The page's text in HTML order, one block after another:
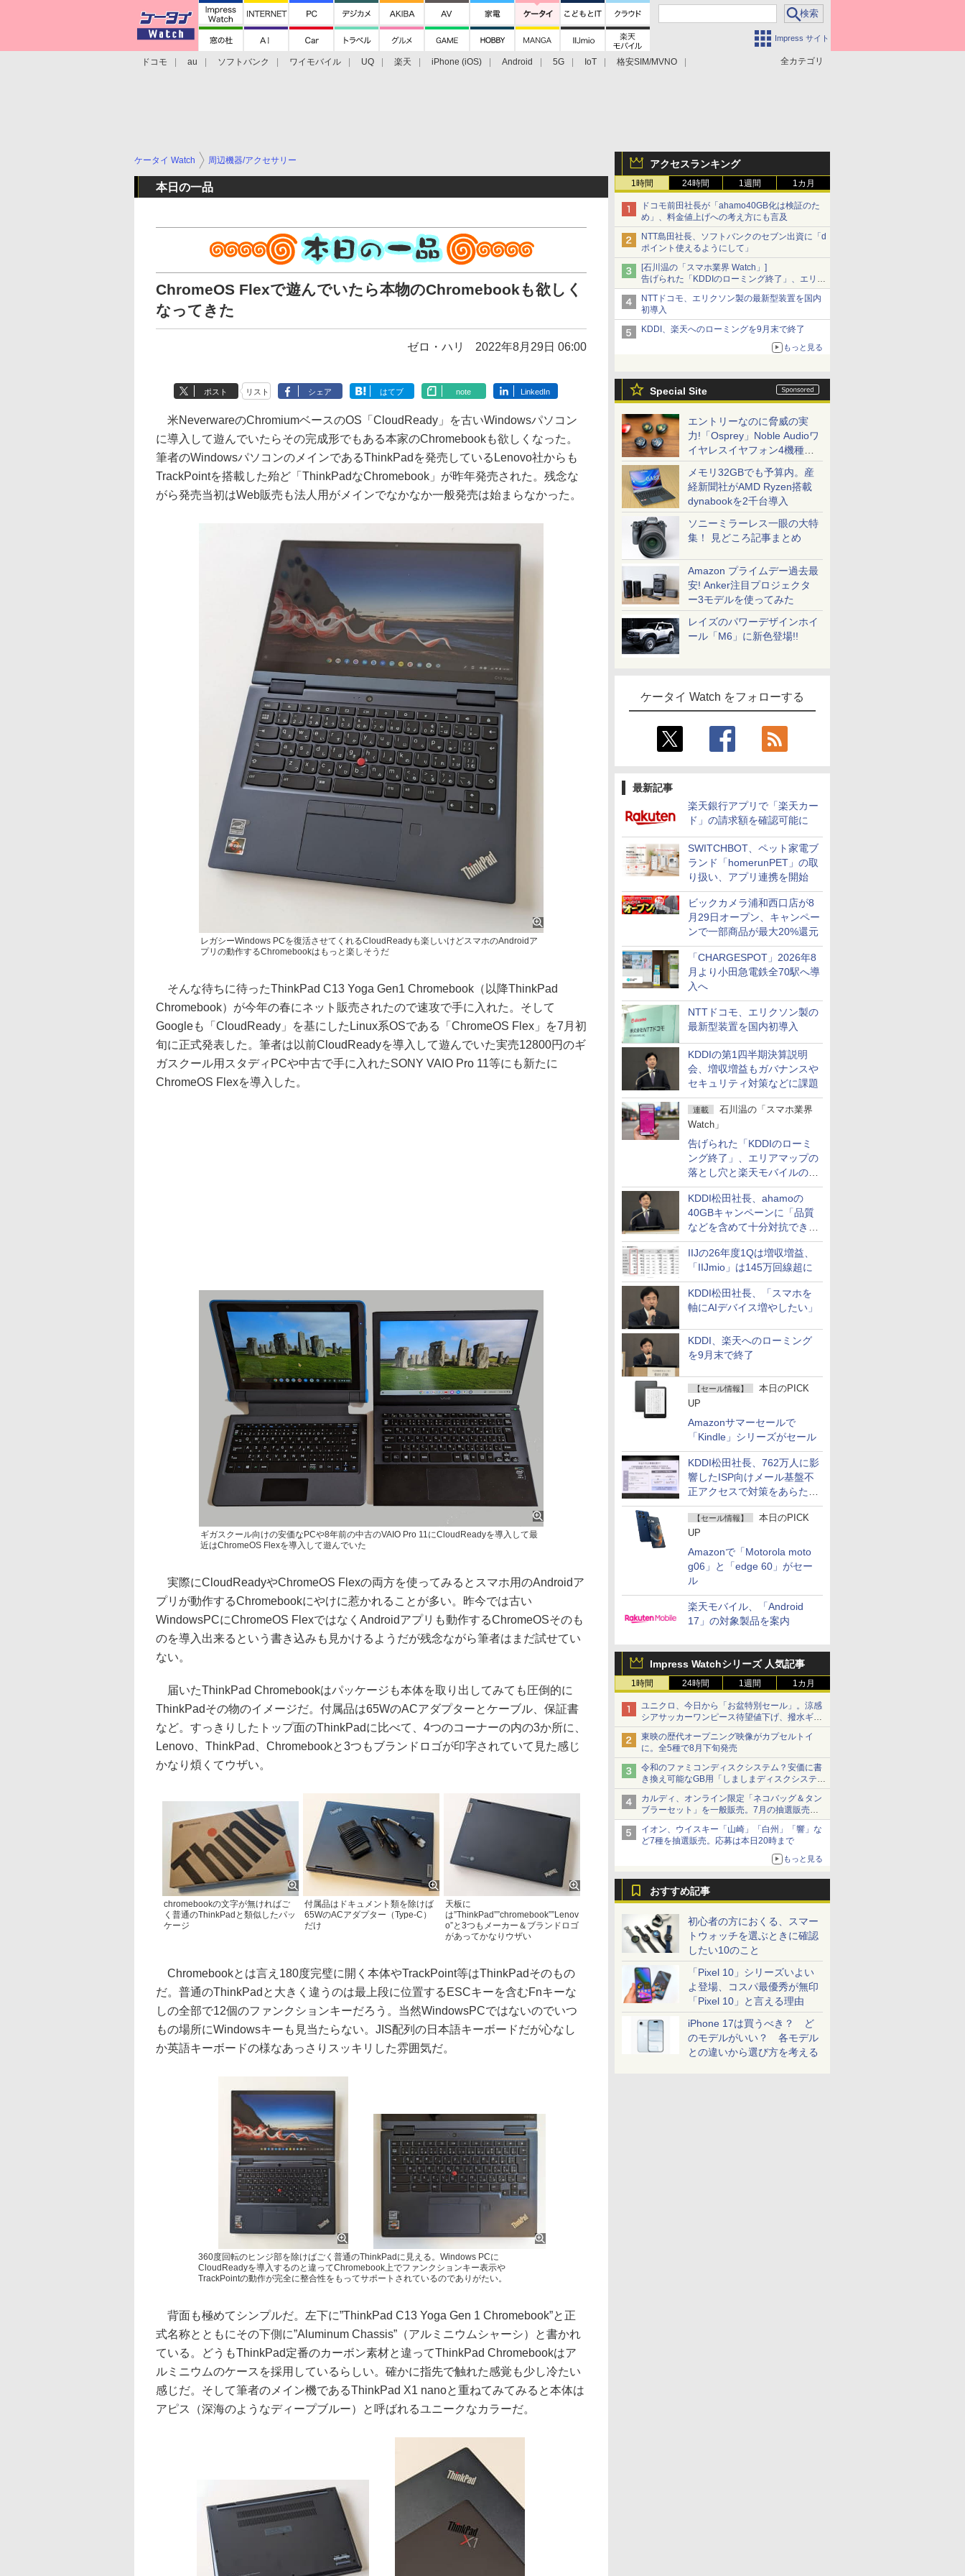
Impress サイト
全カテゴリ
ドコモ au ソフトバンク ワイモバイル UQ 楽天 iPhone (iOS) Android 5G IoT
格安SIM/MVNO
アクセスランキング
1時間 24時間 1週間 1カ月
ドコモ前田社長が「ahamo40GB化は検証のた
め」、料金値上げへの考え方にも言及
NTT島田社長、ソフトバンクのセブン出資に「d
ポイント使えるようにして」
[石川温の「スマホ業界 Watch」]
告げられた「KDDIのローミング終了」、エリア
マップの落とし穴と楽天モバイルの課題
NTTドコモ、エリクソン製の最新型装置を国内
初導入
KDDI、楽天へのローミングを9月末で終了
もっと見る
Special Site
エントリーなのに脅威の実
力!「Osprey」Noble Audioワ
イヤレスイヤフォン4機種を
一気に聴く
メモリ32GBでも予算内。産
経新聞社がAMD Ryzen搭載
dynabookを2千台導入
ソニーミラーレス一眼の大特
集！ 見どころ記事まとめ
Amazon プライムデー過去最
安! Anker注目プロジェクタ
ー3モデルを使ってみた
レイズのパワーデザインホイ
ール「M6」に新色登場!!
ケータイ Watch をフォローする
最新記事
楽天銀行アプリで「楽天カー
ド」の請求額を確認可能に
SWITCHBOT、ペット家電ブ
ランド「homerunPET」の取
り扱い、アプリ連携を開始
ビックカメラ浦和西口店が8
月29日オープン、キャンペー
ンで一部商品が最大20%還元
「CHARGESPOT」2026年8
月より小田急電鉄全70駅へ導
入へ
NTTドコモ、エリクソン製の
最新型装置を国内初導入
KDDIの第1四半期決算説明
会、増収増益もガバナンスや
セキュリティ対策などに課題
連載
石川温の「スマホ業界
Watch」
告げられた「KDDIのローミ
ング終了」、エリアマップの
落とし穴と楽天モバイルの課
題
KDDI松田社長、ahamoの
40GBキャンペーンに「品質
などを含めて十分対抗でき
る」
IIJの26年度1Qは増収増益、
「IIJmio」は145万回線超に
KDDI松田社長、「スマホを
軸にAIデバイス増やしたい」
KDDI、楽天へのローミング
を9月末で終了
【セール情報】
本日のPICK
UP
Amazonサマーセールで
「Kindle」シリーズがセール
KDDI松田社長、762万人に影
響したISP向けメール基盤不
正アクセスで対策をあらため
て説明
【セール情報】
本日のPICK
UP
Amazonで「Motorola moto
g06」と「edge 60」がセー
ル
楽天モバイル、「Android
17」の対象製品を案内
Impress Watchシリーズ 人気記事
1時間 24時間 1週間 1カ月
ユニクロ、今日から「お盆特別セール」。涼感
シアサッカーワンピース待望値下げ、撥水ギア
ショーツは1990円に
東映の歴代オープニング映像がカプセルトイ
に。全5種で8月下旬発売
令和のファミコンディスクシステム？安価に書
き換え可能なGB用「しましまディスクシステ
ム」
カルディ、オンライン限定「ネコバッグ＆タン
ブラーセット」を一般販売。7月の抽選販売の
当選無効分
イオン、ウイスキー「山崎」「白州」「響」な
ど7種を抽選販売。応募は本日20時まで
もっと見る
おすすめ記事
初心者の方におくる、スマー
トウォッチを選ぶときに確認
したい10のこと
「Pixel 10」シリーズいよい
よ登場、コスパ最優秀が無印
「Pixel 10」と言える理由
iPhone 17は買うべき？ ど
のモデルがいい？ 各モデル
との違いから選び方を考える
ケータイ Watch 周辺機器/アクセサリー
本日の一品
ChromeOS Flexで遊んでいたら本物のChromebookも欲しく
なってきた
ゼロ・ハリ 2022年8月29日 06:00
ポスト リスト シェア はてブ note LinkedIn
米NeverwareのChromiumベースのOS「CloudReady」を古いWindowsパソコン
に導入して遊んでいたらその完成形でもある本家のChromebookも欲しくなった。
筆者のWindowsパソコンのメインであるThinkPadを発売しているLenovo社からも
TrackPointを搭載した殆ど「ThinkPadなChromebook」が昨年発売された。残念な
がら発売当初はWeb販売も法人用がメインでなかなか一般発売は始まらなかった。
レガシーWindows PCを復活させてくれるCloudReadyも楽しいけどスマホのAndroidア
プリの動作するChromebookはもっと楽しそうだ
そんな待ちに待ったThinkPad C13 Yoga Gen1 Chromebook（以降ThinkPad
Chromebook）が今年の春にネット販売されたので速攻で手に入れた。そして
Googleも「CloudReady」を基にしたLinux系OSである「ChromeOS Flex」を7月初
旬に正式発表した。筆者は以前CloudReadyを導入して遊んでいた実売12800円のギ
ガスクール用スタディPCや中古で手に入れたSONY VAIO Pro 11等にも新たに
ChromeOS Flexを導入した。
ギガスクール向けの安価なPCや8年前の中古のVAIO Pro 11にCloudReadyを導入して最
近はChromeOS Flexを導入して遊んでいた
実際にCloudReadyやChromeOS Flexの両方を使ってみるとスマホ用のAndroidア
プリが動作するChromebookにやけに惹かれることが多い。昨今では古い
WindowsPCにChromeOS FlexではなくAndroidアプリも動作するChromeOSそのも
のを導入出来るという書き込みも見かけるようだが残念ながら筆者はまだ試せてい
ない。
届いたThinkPad Chromebookはパッケージも本体を取り出してみても圧倒的に
ThinkPadその物のイメージだ。付属品は65WのACアダプターとケーブル、保証書
など。すっきりしたトップ面のThinkPadに比べて、4つのコーナーの内の3か所に、
Lenovo、ThinkPad、Chromebookと3つもブランドロゴが印字されていて見た感じ
かなり煩くてウザい。
chromebookの文字が無ければご
く普通のThinkPadと類似したパッ
ケージ
付属品はドキュメント類を除けば
65WのACアダプター（Type-C）
だけ
天板に
は”ThinkPad””chromebook””Lenov
o”と3つもメーカー＆ブランドロゴ
があってかなりウザい
Chromebookとは言え180度完璧に開く本体やTrackPoint等はThinkPadそのもの
だ。普通のThinkPadと大きく違うのは最上段に位置するESCキーを含むFnキーな
しの全部で12個のファンクションキーだろう。当然WindowsPCではないのでいつ
もの場所にWindowsキーも見当たらない。JIS配列の日本語キーボードだが心なし
か英語キーボードの様なあっさりスッキリした雰囲気だ。
360度回転のヒンジ部を除けばごく普通のThinkPadに見える。Windows PCに
CloudReadyを導入するのと違ってChromebook上でファンクションキー表示や
TrackPointの動作が完全に整合性をもってサポートされているのでありがたい。
背面も極めてシンプルだ。左下に”ThinkPad C13 Yoga Gen 1 Chromebook”と正
式名称とともにその下側に”Aluminum Chassis”（アルミニウムシャーシ）と書かれ
ている。どうもThinkPad定番のカーボン素材と違ってThinkPad Chromebookはア
ルミニウムのケースを採用しているらしい。確かに指先で触れた感覚も少し冷たい
感じだ。そして筆者のメイン機であるThinkPad X1 nanoと重ねてみてみると本体は
アピス（深海のようなディープブルー）と呼ばれるユニークなカラーだ。